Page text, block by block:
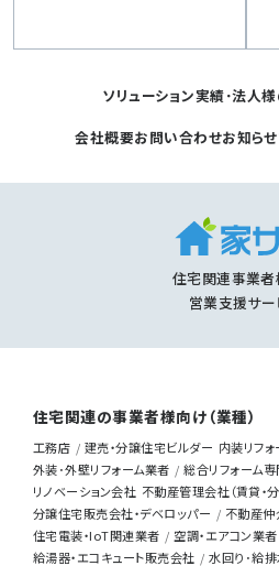
ソリューション実績･法人
会社概要お問い合わせお知らせ
住宅関連事業者
営業支援サー
住宅関連の事業者様向け（業種）
工務店 建売・分譲住宅ビルダー 内装リフ
外装･外壁リフォーム業者
総合リフォーム
リノベーション会社 不動産管理会社（賃貸・
分譲住宅販売会社・デベロッパー
不動産仲
住宅電装・IoT関連業者
空調・エアコン業者
給湯器・エコキュート販売会社
水回り･給